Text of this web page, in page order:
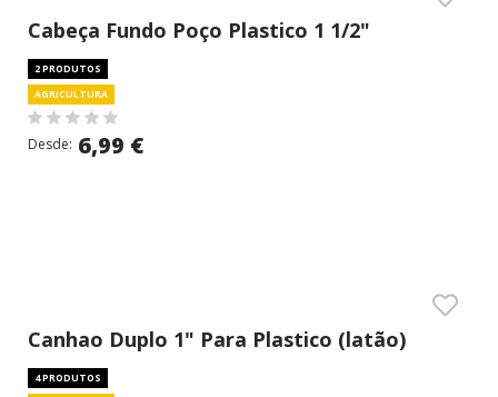
Cabeça Fundo Poço Plastico 1 1/2"
2 PRODUTOS
AGRICULTURA
Desde: 6,99 €
Canhao Duplo 1" Para Plastico (latão)
4 PRODUTOS